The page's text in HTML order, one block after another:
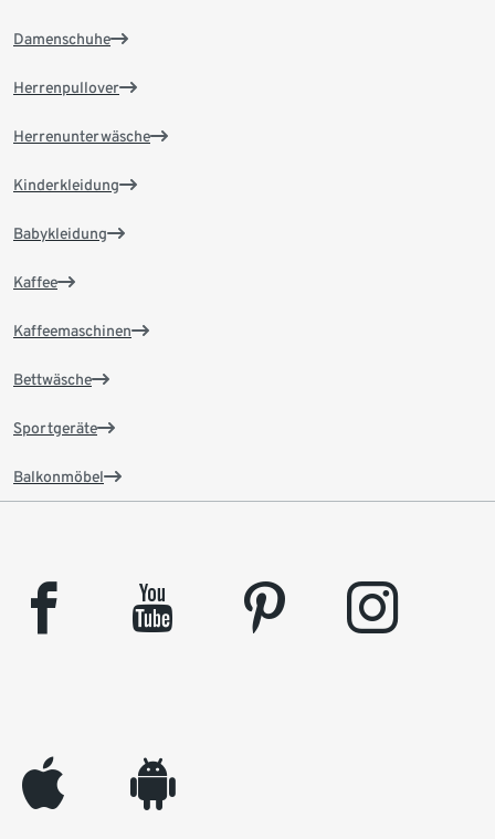
Damenschuhe
Herrenpullover
Herrenunterwäsche
Kinderkleidung
Babykleidung
Kaffee
Kaffeemaschinen
Bettwäsche
Sportgeräte
Balkonmöbel
facebook youtube pinterest instagram
appleinc android